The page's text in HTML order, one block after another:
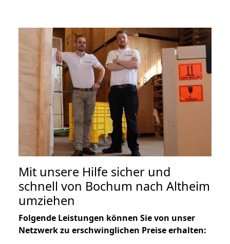
Mit unsere Hilfe sicher und
schnell von Bochum nach Altheim
umziehen
Folgende Leistungen können Sie von unser
Netzwerk zu erschwinglichen Preise erhalten: